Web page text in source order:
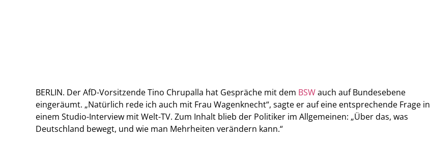
BERLIN. Der AfD-Vorsitzende Tino Chrupalla hat Gespräche mit dem BSWauch auf Bundesebene
eingeräumt. „Natürlich rede ich auch mit Frau Wagenknecht“, sagte er auf eine entsprechende Frage in
einem Studio-Interview mit Welt-TV. Zum Inhalt blieb der Politiker im Allgemeinen: „Über das, was
Deutschland bewegt, und wie man Mehrheiten verändern kann.“